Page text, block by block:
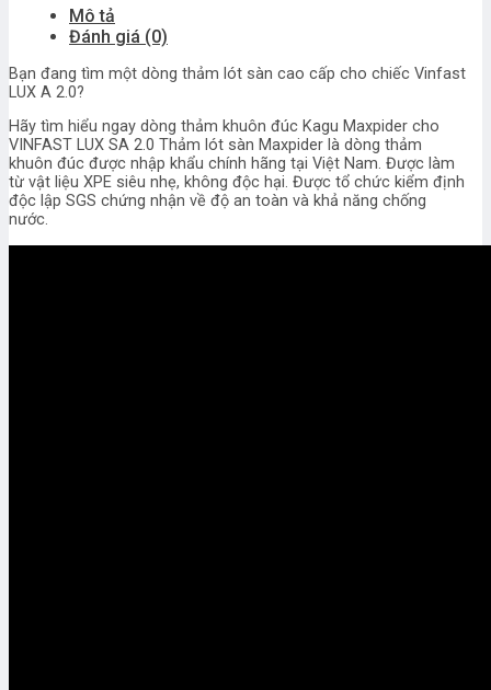
VINFAST
LUX
2.0
số
lượng
Mô tả
Đánh giá (0)
Bạn đang tìm một dòng thảm lót sàn cao cấp cho chiếc Vinfast
LUX A 2.0?
Hãy tìm hiểu ngay dòng thảm khuôn đúc Kagu Maxpider cho
VINFAST LUX SA 2.0 Thảm lót sàn Maxpider là dòng thảm
khuôn đúc được nhập khẩu chính hãng tại Việt Nam. Được làm
từ vật liệu XPE siêu nhẹ, không độc hại. Được tổ chức kiểm định
độc lập SGS chứng nhận về độ an toàn và khả năng chống
nước.